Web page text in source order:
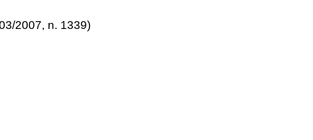
2007, n. 1339)